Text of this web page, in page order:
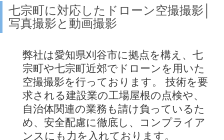
七宗町に対応したドローン空撮撮影│
写真撮影と動画撮影
弊社は愛知県刈谷市に拠点を構え、七
宗町や七宗町近郊でドローンを用いた
空撮撮影を行っております。 技術を要
求される建設業の工場屋根の点検や、
自治体関連の業務も請け負っているた
め、安全配慮に徹底し、コンプライア
ンスにも力を入れております。